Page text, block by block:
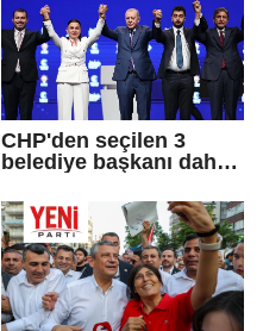
CHP'den seçilen 3
belediye başkanı daha